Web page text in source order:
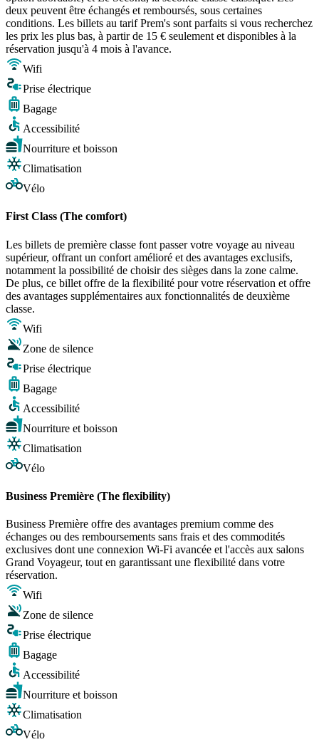
deux peuvent être échangés et remboursés, sous certaines
conditions. Les billets au tarif Prem's sont parfaits si vous recherchez
les prix les plus bas, à partir de 15 € seulement et disponibles à la
réservation jusqu'à 4 mois à l'avance.
Wifi
Prise électrique
Bagage
Accessibilité
Nourriture et boisson
Climatisation
Vélo
First Class (The comfort)
Les billets de première classe font passer votre voyage au niveau
supérieur, offrant un confort amélioré et des avantages exclusifs,
notamment la possibilité de choisir des sièges dans la zone calme.
De plus, ce billet offre de la flexibilité pour votre réservation et offre
des avantages supplémentaires aux fonctionnalités de deuxième
classe.
Wifi
Zone de silence
Prise électrique
Bagage
Accessibilité
Nourriture et boisson
Climatisation
Vélo
Business Première (The flexibility)
Business Première offre des avantages premium comme des
échanges ou des remboursements sans frais et des commodités
exclusives dont une connexion Wi-Fi avancée et l'accès aux salons
Grand Voyageur, tout en garantissant une flexibilité dans votre
réservation.
Wifi
Zone de silence
Prise électrique
Bagage
Accessibilité
Nourriture et boisson
Climatisation
Vélo